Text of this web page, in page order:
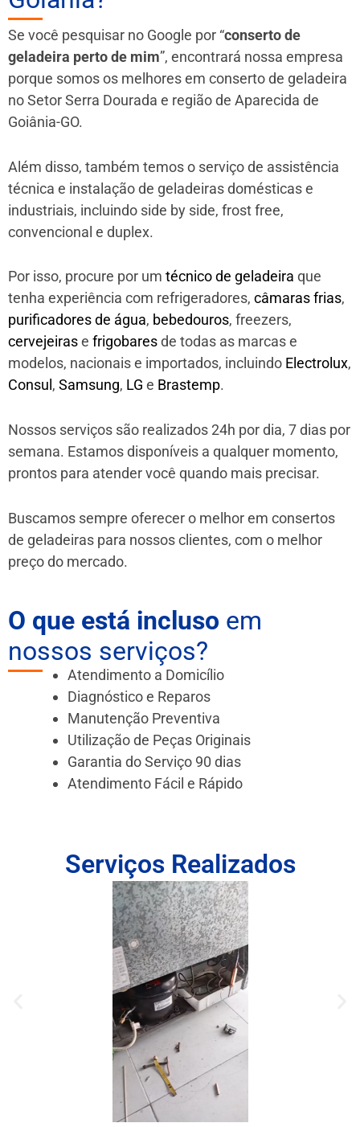
Se você pesquisar no Google por “conserto de
geladeira perto de mim”, encontrará nossa empresa
porque somos os melhores em conserto de geladeira
no Setor Serra Dourada e região de Aparecida de
Goiânia-GO.
Além disso, também temos o serviço de assistência
técnica e instalação de geladeiras domésticas e
industriais, incluindo side by side, frost free,
convencional e duplex.
Por isso, procure por um técnico de geladeira que
tenha experiência com refrigeradores, câmaras frias,
purificadores de água, bebedouros, freezers,
cervejeirase frigobaresde todas as marcas e
modelos, nacionais e importados, incluindo Electrolux,
Consul , Samsung, LG e Brastemp.
Nossos serviços são realizados 24h por dia, 7 dias por
semana. Estamos disponíveis a qualquer momento,
prontos para atender você quando mais precisar.
Buscamos sempre oferecer o melhor em consertos
de geladeiras para nossos clientes, com o melhor
preço do mercado.
O que está incluso em
nossos serviços?
Atendimento a Domicílio
Diagnóstico e Reparos
Manutenção Preventiva
Utilização de Peças Originais
Garantia do Serviço 90 dias
Atendimento Fácil e Rápido
Serviços Realizados